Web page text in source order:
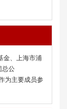
金、上海市浦
总公
为主要成员参